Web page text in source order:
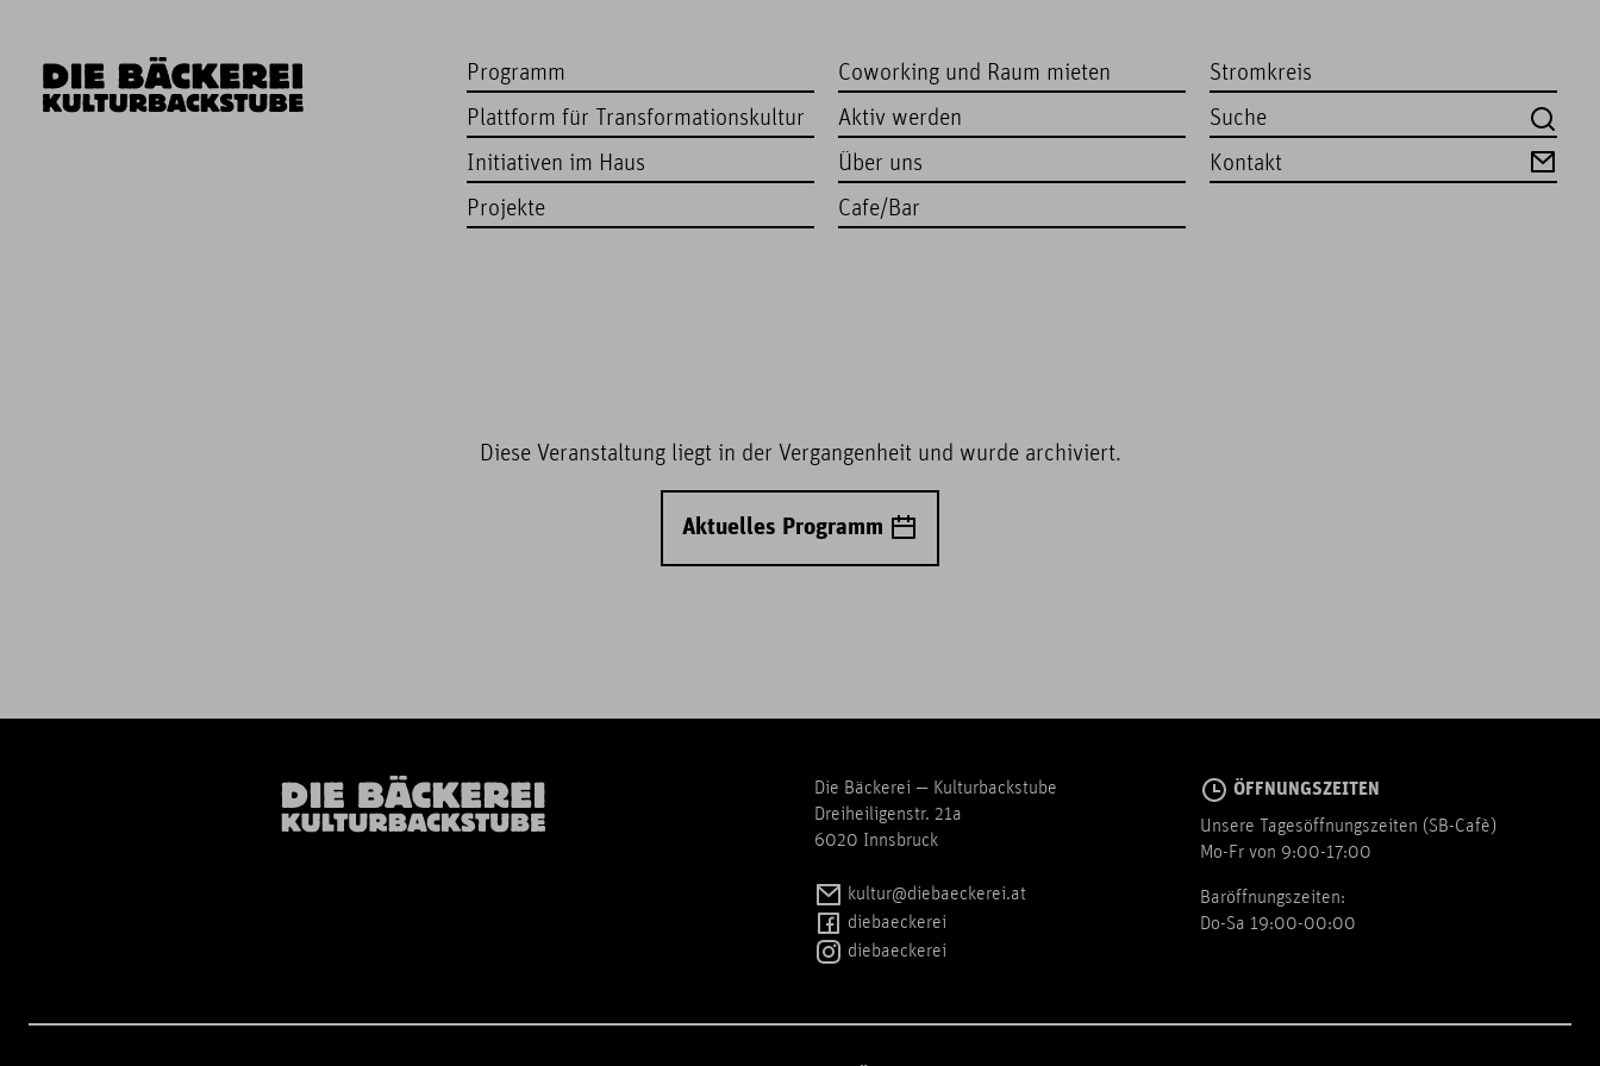
Programm
Plattform für Transformationskultur
Initiativen im Haus
Projekte
Coworking und Raum mieten
Aktiv werden
Über uns
Cafe/Bar
Stromkreis
Kontakt
Diese Veranstaltung liegt in der Vergangenheit und wurde archiviert.
Aktuelles Programm
Die Bäckerei — Kulturbackstube
Dreiheiligenstr. 21a
6020 Innsbruck
kultur@diebaeckerei.at
diebaeckerei
diebaeckerei
ÖFFNUNGSZEITEN
Unsere Tagesöffnungszeiten (SB-Cafè)
Mo-Fr von 9:00-17:00
Baröffnungszeiten:
Do-Sa 19:00-00:00